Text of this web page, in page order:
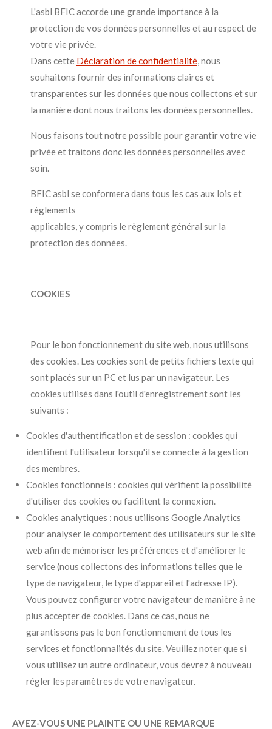
L'asbl BFIC accorde une grande importance à la
protection de vos données personnelles et au respect de
votre vie privée.
Dans cette Déclaration de confidentialité, nous
souhaitons fournir des informations claires et
transparentes sur les données que nous collectons et sur
la manière dont nous traitons les données personnelles.
Nous faisons tout notre possible pour garantir votre vie
privée et traitons donc les données personnelles avec
soin.
BFIC asbl se conformera dans tous les cas aux lois et
règlements
applicables, y compris le règlement général sur la
protection des données.
COOKIES
Pour le bon fonctionnement du site web, nous utilisons
des cookies. Les cookies sont de petits fichiers texte qui
sont placés sur un PC et lus par un navigateur. Les
cookies utilisés dans l'outil d'enregistrement sont les
suivants :
Cookies d'authentification et de session : cookies qui
identifient l'utilisateur lorsqu'il se connecte à la gestion
des membres.
Cookies fonctionnels : cookies qui vérifient la possibilité
d'utiliser des cookies ou facilitent la connexion.
Cookies analytiques : nous utilisons Google Analytics
pour analyser le comportement des utilisateurs sur le site
web afin de mémoriser les préférences et d'améliorer le
service (nous collectons des informations telles que le
type de navigateur, le type d'appareil et l'adresse IP).
Vous pouvez configurer votre navigateur de manière à ne
plus accepter de cookies. Dans ce cas, nous ne
garantissons pas le bon fonctionnement de tous les
services et fonctionnalités du site. Veuillez noter que si
vous utilisez un autre ordinateur, vous devrez à nouveau
régler les paramètres de votre navigateur.
AVEZ-VOUS UNE PLAINTE OU UNE REMARQUE